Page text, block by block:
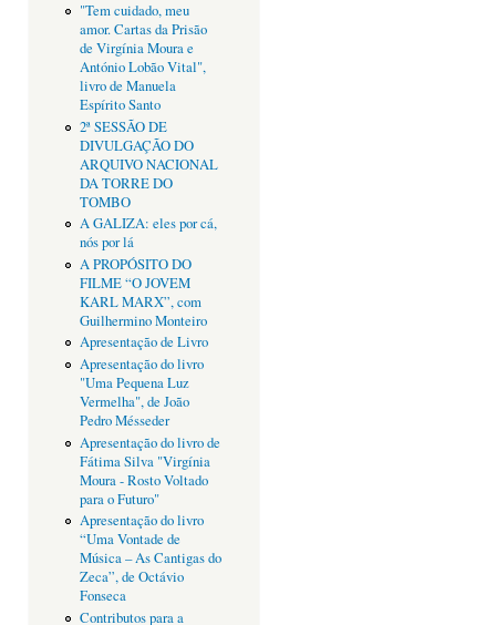
"Tem cuidado, meu
amor. Cartas da Prisão
de Virgínia Moura e
António Lobão Vital",
livro de Manuela
Espírito Santo
2ª SESSÃO DE
DIVULGAÇÃO DO
ARQUIVO NACIONAL
DA TORRE DO
TOMBO
A GALIZA: eles por cá,
nós por lá
A PROPÓSITO DO
FILME “O JOVEM
KARL MARX”, com
Guilhermino Monteiro
Apresentação de Livro
Apresentação do livro
"Uma Pequena Luz
Vermelha", de João
Pedro Mésseder
Apresentação do livro de
Fátima Silva "Virgínia
Moura - Rosto Voltado
para o Futuro"
Apresentação do livro
“Uma Vontade de
Música – As Cantigas do
Zeca”, de Octávio
Fonseca
Contributos para a